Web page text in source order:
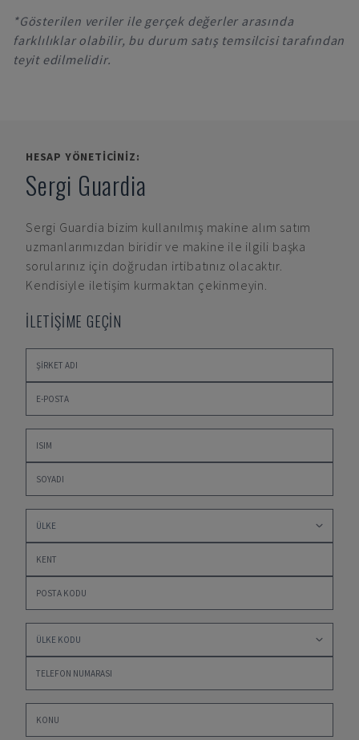
*Gösterilen veriler ile gerçek değerler arasında
farklılıklar olabilir, bu durum satış temsilcisi tarafından
teyit edilmelidir.
HESAP YÖNETICINIZ:
Sergi Guardia
Sergi Guardia bizim kullanılmış makine alım satım
uzmanlarımızdan biridir ve makine ile ilgili başka
sorularınız için doğrudan irtibatınız olacaktır.
Kendisiyle iletişim kurmaktan çekinmeyin.
İLETİŞİME GEÇİN